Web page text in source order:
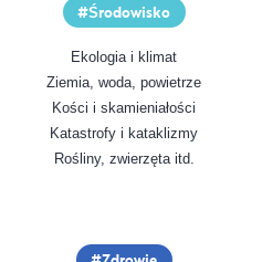
Środowisko
Ekologia i klimat
Ziemia, woda, powietrze
Kości i skamieniałości
Katastrofy i kataklizmy
Rośliny, zwierzęta itd.